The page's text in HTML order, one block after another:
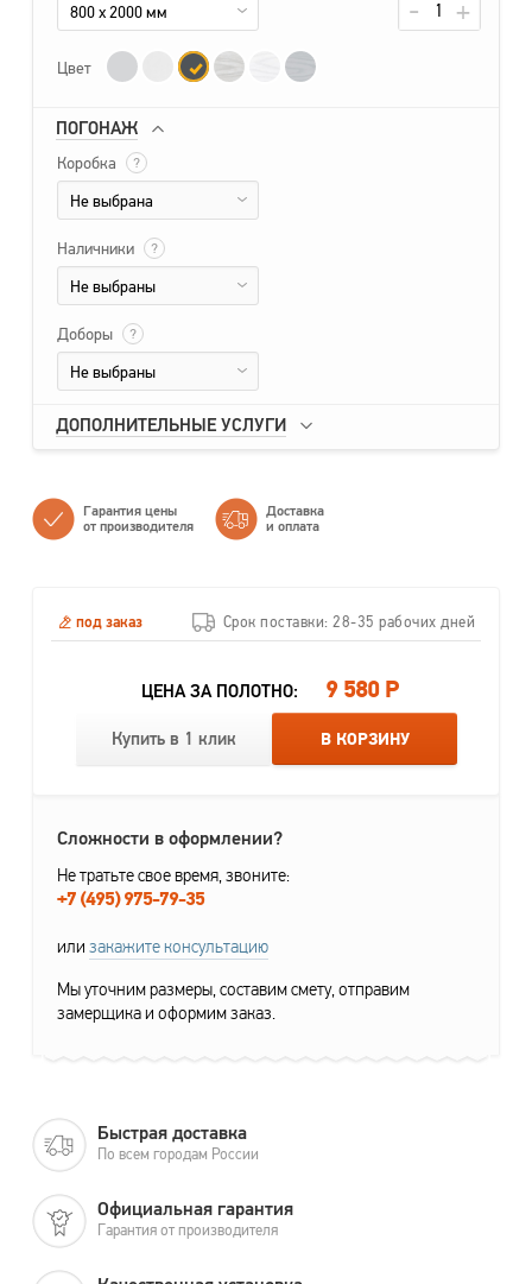
800 x 2000 мм
Цвет
ПОГОНАЖ
Коробка ?
Не выбрана
Наличники ?
Не выбраны
Доборы ?
Не выбраны
ДОПОЛНИТЕЛЬНЫЕ УСЛУГИ
Гарантия цены
от производителя
Доставка
и оплата
под заказ Срок поставки: 28-35 рабочих дней
ЦЕНА ЗА ПОЛОТНО: 9 580 Р
Купить в 1 клик В КОРЗИНУ
Сложности в оформлении?
Не тратьте свое время, звоните:
+7 (495) 975-79-35
или закажите консультацию
Мы уточним размеры, составим смету, отправим
замерщика и оформим заказ.
Быстрая доставка
По всем городам России
Официальная гарантия
Гарантия от производителя